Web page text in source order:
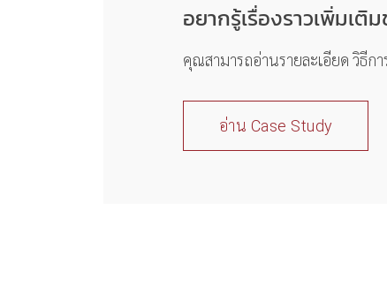
อยากรู้เรื่องราวเพิ่มเติ
คุณสามารถอ่านรายละเอียด วิธีกา
อ่าน Case Study